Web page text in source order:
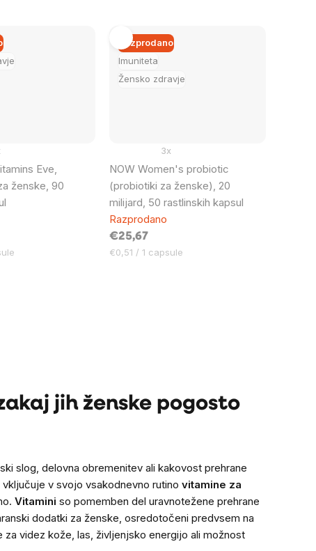
Eve,
ženske, 90
Imuniteta
Žensko zdravje
Razprodano
NOW Women's probiotic
(probiotiki za ženske), 20
milijard, 50 rastlinskih kapsul
3x
Razprodano
€25,67
Cena
€0,51 / 1 capsule
jih ženske pogosto
slog, delovna obremenitev ali kakovost prehrane
v svojo vsakodnevno rutino vitamine za
Vitamini so pomemben del uravnotežene prehrane
dodatki za ženske, osredotočeni predvsem na
videz kože, las, življenjsko energijo ali možnost